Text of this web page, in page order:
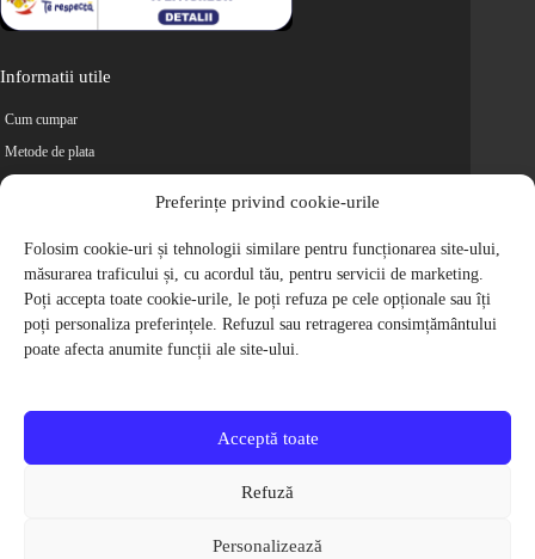
Preferințe privind cookie-urile
Folosim cookie-uri și tehnologii similare pentru funcționarea site-ului,
măsurarea traficului și, cu acordul tău, pentru servicii de marketing.
Poți accepta toate cookie-urile, le poți refuza pe cele opționale sau îți
poți personaliza preferințele. Refuzul sau retragerea consimțământului
poate afecta anumite funcții ale site-ului.
Acceptă toate
Refuză
Personalizează
Informatii utile
Cum cumpar
Metode de plata
Retur
Cariere
Politica de Confidentialitate
Politica de cookie-uri